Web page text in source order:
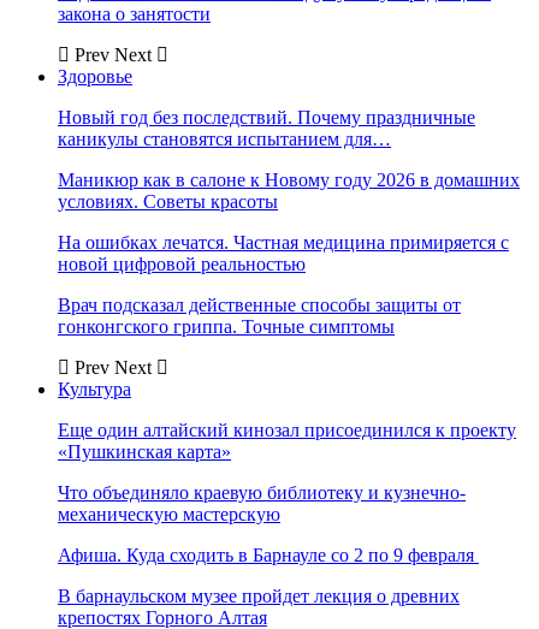
закона о занятости
Prev Next
Здоровье
Новый год без последствий. Почему праздничные
каникулы становятся испытанием для…
Маникюр как в салоне к Новому году 2026 в домашних
условиях. Советы красоты
На ошибках лечатся. Частная медицина примиряется с
новой цифровой реальностью
Врач подсказал действенные способы защиты от
гонконгского гриппа. Точные симптомы
Prev Next
Культура
Еще один алтайский кинозал присоединился к проекту
«Пушкинская карта»
Что объединяло краевую библиотеку и кузнечно-
механическую мастерскую
Афиша. Куда сходить в Барнауле со 2 по 9 февраля
В барнаульском музее пройдет лекция о древних
крепостях Горного Алтая